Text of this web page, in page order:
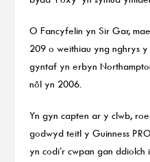
O Fancyfelin yn Sir Gar,
209 o weithiau yng nghrys
gyntaf yn erbyn
nôl yn 2006.
Yn gyn capten ar y clwb,
godwyd teitl y Guinness
yn codi’r cwpan gan